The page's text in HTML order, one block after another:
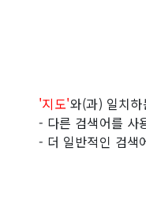
'지도'와(과) 일치
- 다른 검색어를 사
- 더 일반적인 검색